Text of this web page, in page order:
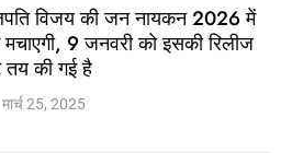
विजय की जन नायकन 2026 में
9 जनवरी को इसकी रिलीज
की गई है
मार्च 25, 2025